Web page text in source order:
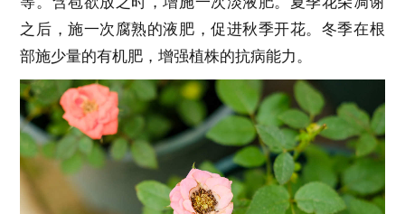
之后，施一次腐熟的液肥，促进秋季开花。冬季在根
部施少量的有机肥，增强植株的抗病能力。